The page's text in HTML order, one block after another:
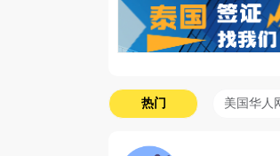
热门 美国华人